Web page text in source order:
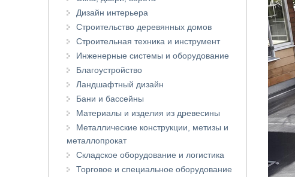
Дизайн интерьера
Строительство деревянных домов
Строительная техника и инструмент
Инженерные системы и оборудование
Благоустройство
Ландшафтный дизайн
Бани и бассейны
Материалы и изделия из древесины
Металлические конструкции, метизы и
металлопрокат
Складское оборудование и логистика
Торговое и специальное оборудование